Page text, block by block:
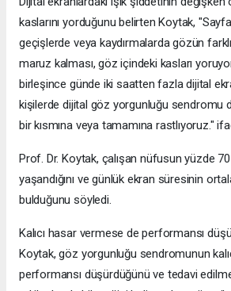
kaslarını yorduğunu belirten Koytak,
geçişlerde veya kaydırmalarda gözün
maruz kalması, göz içindeki kasları
birleşince günde iki saatten fazla dijital
kişilerde dijital göz yorgunluğu sendromu
bir kısmına veya tamamına rastlıyoruz."
Prof. Dr. Koytak, çalışan nüfusun yüzde
yaşandığını ve günlük ekran süresinin
bulduğunu söyledi.
Kalıcı hasar vermese de performansı
Koytak, göz yorgunluğu sendromunun
performansı düşürdüğünü ve tedavi